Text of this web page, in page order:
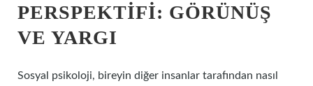
PERSPEKTIFI: GÖRÜNÜŞ
VE YARGI
Sosyal psikoloji, bireyin diğer insanlar tarafından nasıl